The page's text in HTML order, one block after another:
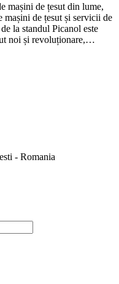
mașini de țesut din lume,
de țesut și servicii de
la standul Picanol este
noi și revoluționare,…
- Romania